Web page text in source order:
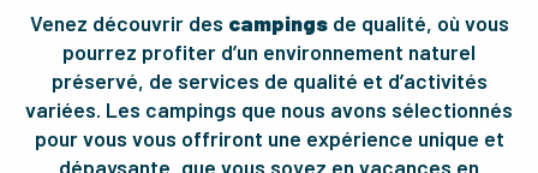
Venez découvrir des campingsde qualité, où vous
pourrez profiter d’un environnement naturel
préservé, de services de qualité et d’activités
variées. Les campings que nous avons sélectionnés
pour vous vous offriront une expérience unique et
dépaysante, que vous soyez en vacances en